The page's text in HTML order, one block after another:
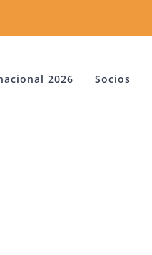
2026 Socios